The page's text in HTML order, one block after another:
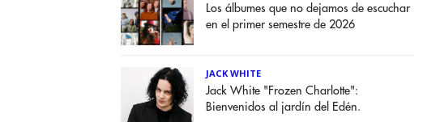
Los álbumes que no dejamos de escuchar
en el primer semestre de 2026
JACK WHITE
Jack White "Frozen Charlotte":
Bienvenidos al jardín del Edén.